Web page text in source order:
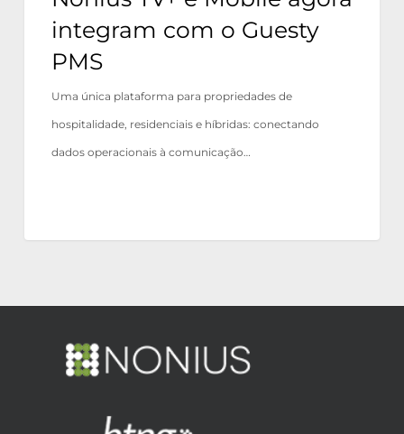
integram com o Guesty
PMS
Uma única plataforma para propriedades de
hospitalidade, residenciais e híbridas: conectando
dados operacionais à comunicação…